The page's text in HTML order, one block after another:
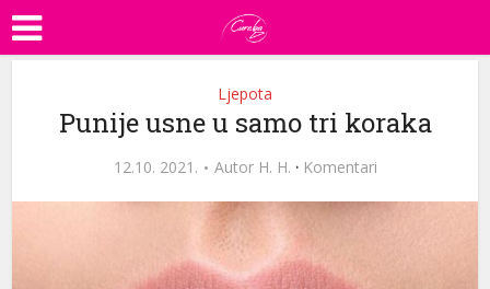
Ljepota
Punije usne u samo tri koraka
12.10. 2021. Autor H. H. · Komentari